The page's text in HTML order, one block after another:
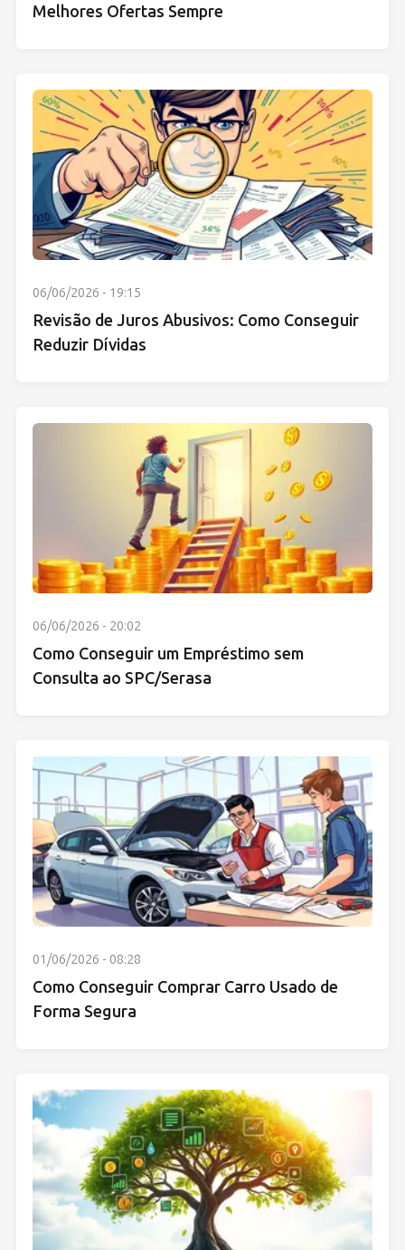
Melhores Ofertas Sempre
06/06/2026 - 19:15
Revisão de Juros Abusivos: Como Conseguir
Reduzir Dívidas
06/06/2026 - 20:02
Como Conseguir um Empréstimo sem
Consulta ao SPC/Serasa
01/06/2026 - 08:28
Como Conseguir Comprar Carro Usado de
Forma Segura